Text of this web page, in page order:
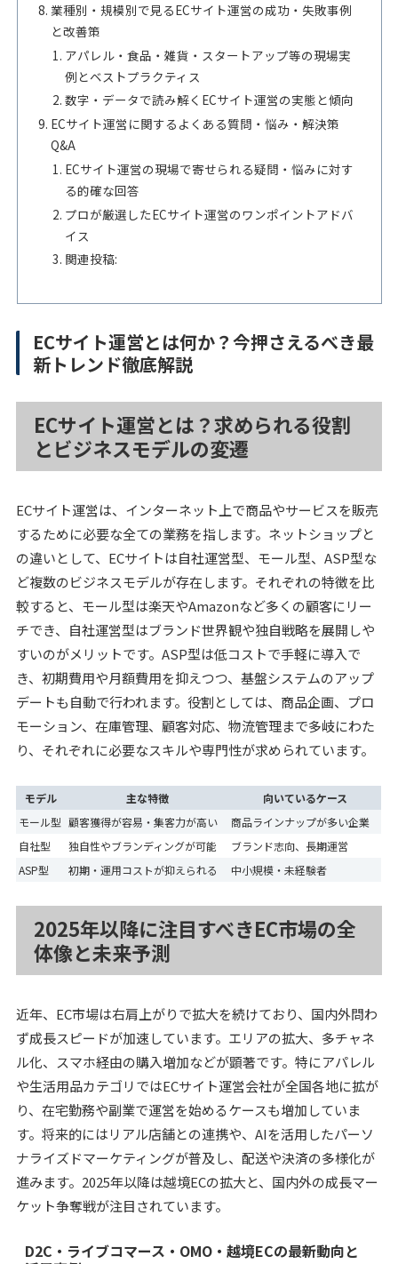
業種別・規模別で見るECサイト運営の成功・失敗事例
と改善策
アパレル・食品・雑貨・スタートアップ等の現場実
例とベストプラクティス
数字・データで読み解くECサイト運営の実態と傾向
ECサイト運営に関するよくある質問・悩み・解決策
Q&A
ECサイト運営の現場で寄せられる疑問・悩みに対す
る的確な回答
プロが厳選したECサイト運営のワンポイントアドバ
イス
関連投稿:
ECサイト運営とは何か？今押さえるべき最
新トレンド徹底解説
ECサイト運営とは？求められる役割
とビジネスモデルの変遷
ECサイト運営は、インターネット上で商品やサービスを販売
するために必要な全ての業務を指します。ネットショップと
の違いとして、ECサイトは自社運営型、モール型、ASP型な
ど複数のビジネスモデルが存在します。それぞれの特徴を比
較すると、モール型は楽天やAmazonなど多くの顧客にリー
チでき、自社運営型はブランド世界観や独自戦略を展開しや
すいのがメリットです。ASP型は低コストで手軽に導入で
き、初期費用や月額費用を抑えつつ、基盤システムのアップ
デートも自動で行われます。役割としては、商品企画、プロ
モーション、在庫管理、顧客対応、物流管理まで多岐にわた
り、それぞれに必要なスキルや専門性が求められています。
モデル 主な特徴
向いているケース
モール型 顧客獲得が容易・集客力が高い
商品ラインナップが多い企業
自社型
独自性やブランディングが可能
ブランド志向、長期運営
ASP型
初期・運用コストが抑えられる 中小規模・未経験者
2025年以降に注目すべきEC市場の全
体像と未来予測
近年、EC市場は右肩上がりで拡大を続けており、国内外問わ
ず成長スピードが加速しています。エリアの拡大、多チャネ
ル化、スマホ経由の購入増加などが顕著です。特にアパレル
や生活用品カテゴリではECサイト運営会社が全国各地に拡が
り、在宅勤務や副業で運営を始めるケースも増加していま
す。将来的にはリアル店舗との連携や、AIを活用したパーソ
ナライズドマーケティングが普及し、配送や決済の多様化が
進みます。2025年以降は越境ECの拡大と、国内外の成長マー
ケット争奪戦が注目されています。
D2C・ライブコマース・OMO・越境ECの最新動向と